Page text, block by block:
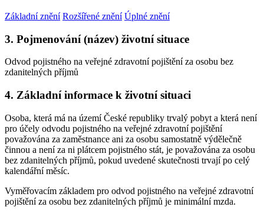
Základní znění Rozšířené znění Úplné znění
3. Pojmenování (název) životní situace
Odvod pojistného na veřejné zdravotní pojištění za osobu bez
zdanitelných příjmů
4. Základní informace k životní situaci
Osoba, která má na území České republiky trvalý pobyt a která není
pro účely odvodu pojistného na veřejné zdravotní pojištění
považována za zaměstnance ani za osobu samostatně výdělečně
činnou a není za ni plátcem pojistného stát, je považována za osobu
bez zdanitelných příjmů, pokud uvedené skutečnosti trvají po celý
kalendářní měsíc.
Vyměřovacím základem pro odvod pojistného na veřejné zdravotní
pojištění za osobu bez zdanitelných příjmů je minimální mzda.